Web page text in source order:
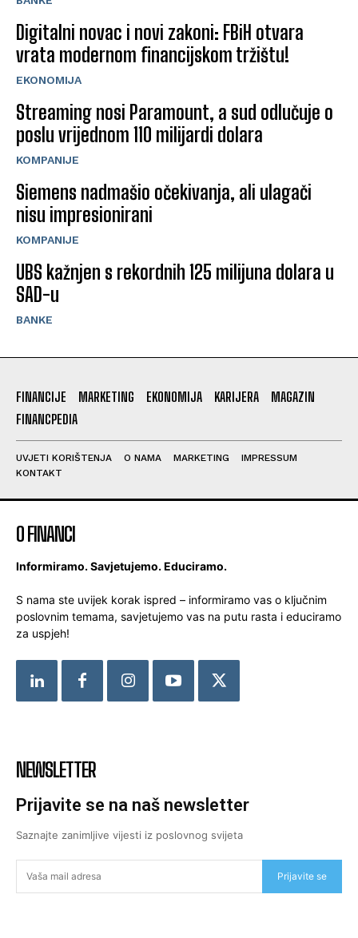
Digitalni novac i novi zakoni: FBiH otvara
vrata modernom financijskom tržištu!
EKONOMIJA
Streaming nosi Paramount, a sud odlučuje o
poslu vrijednom 110 milijardi dolara
KOMPANIJE
Siemens nadmašio očekivanja, ali ulagači
nisu impresionirani
KOMPANIJE
UBS kažnjen s rekordnih 125 milijuna dolara u
SAD-u
BANKE
FINANCIJE MARKETING EKONOMIJA KARIJERA
MAGAZIN
FINANCPEDIA
UVJETI KORIŠTENJA O NAMA MARKETING
IMPRESSUM
KONTAKT
O FINANCI
Informiramo. Savjetujemo. Educiramo.
S nama ste uvijek korak ispred – informiramo vas o ključnim
poslovnim temama, savjetujemo vas na putu rasta i educiramo
za uspjeh!
NEWSLETTER
Prijavite se na naš newsletter
Saznajte zanimljive vijesti iz poslovnog svijeta
Prijavite se